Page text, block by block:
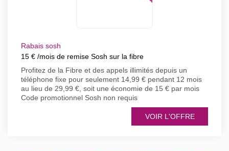
Rabais sosh
15 € /mois de remise Sosh sur la fibre
Profitez de la Fibre et des appels illimités depuis un
téléphone fixe pour seulement 14,99 € pendant 12 mois
au lieu de 29,99 €, soit une économie de 15 € par mois
Code promotionnel Sosh non requis
VOIR L'OFFRE